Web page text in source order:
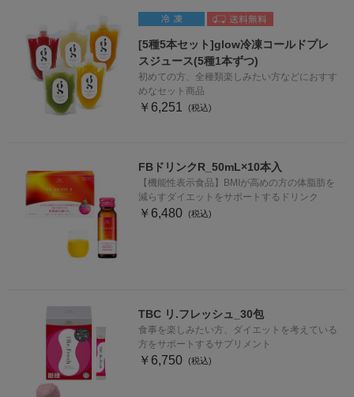
[5種5本セット]glow冷凍コールドプレ
スジュース(5種1本ずつ)
初めての方、全種類楽しみたい方などにおすす
めなセット商品
￥6,251
FBドリンクR_50mL×10本入
【機能性表示食品】BMIが高めの方の体脂肪を
減らすダイエットをサポートするドリンク
￥6,480
TBC リ.フレッシュ_30包
食事を楽しみたい方、ダイエットを考えている
方をサポートするサプリメント
￥6,750